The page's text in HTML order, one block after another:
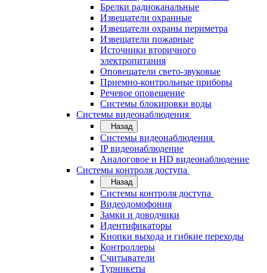
Брелки радиоканальные
Извещатели охранные
Извещатели охраны периметра
Извещатели пожарные
Источники вторичного
электропитания
Оповещатели свето-звуковые
Приемно-контрольные приборы
Речевое оповещение
Системы блокировки воды
Системы видеонаблюдения
Назад
Системы видеонаблюдения
IP видеонаблюдение
Аналоговое и HD видеонаблюдение
Системы контроля доступа
Назад
Системы контроля доступа
Видеодомофония
Замки и доводчики
Идентификаторы
Кнопки выхода и гибкие переходы
Контроллеры
Считыватели
Турникеты